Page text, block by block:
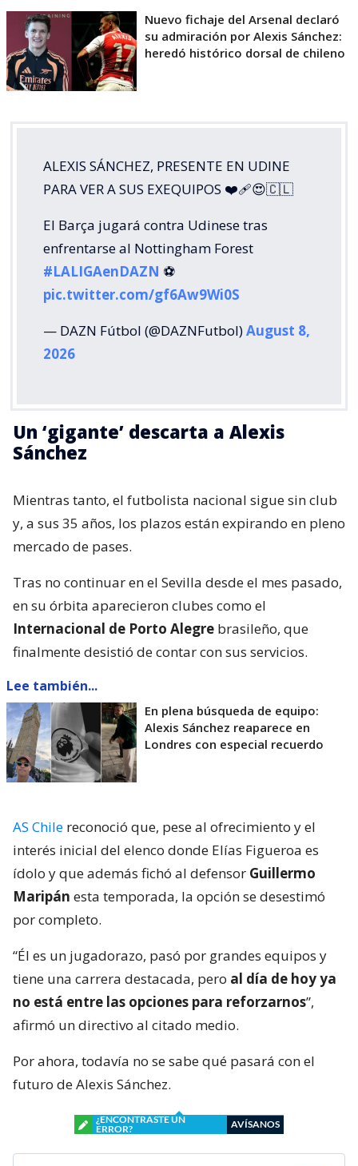
Nuevo fichaje del Arsenal declaró
su admiración por Alexis Sánchez:
heredó histórico dorsal de chileno
ALEXIS SÁNCHEZ, PRESENTE EN UDINE
PARA VER A SUS EXEQUIPOS ❤️‍🩹😍🇨🇱
El Barça jugará contra Udinese tras
enfrentarse al Nottingham Forest
#LALIGAenDAZN ⚽️
pic.twitter.com/gf6Aw9Wi0S
— DAZN Fútbol (@DAZNFutbol)August 8,
2026
Un ‘gigante’ descarta a Alexis
Sánchez
Mientras tanto, el futbolista nacional sigue sin club
y, a sus 35 años, los plazos están expirando en pleno
mercado de pases.
Tras no continuar en el Sevilla desde el mes pasado,
en su órbita aparecieron clubes como el
Internacional de Porto Alegre brasileño, que
finalmente desistió de contar con sus servicios.
Lee también...
En plena búsqueda de equipo:
Alexis Sánchez reaparece en
Londres con especial recuerdo
AS Chile reconoció que, pese al ofrecimiento y el
interés inicial del elenco donde Elías Figueroa es
ídolo y que además fichó al defensor Guillermo
Maripán esta temporada, la opción se desestimó
por completo.
“Él es un jugadorazo, pasó por grandes equipos y
tiene una carrera destacada, pero al día de hoy ya
no está entre las opciones para reforzarnos”,
afirmó un directivo al citado medio.
Por ahora, todavía no se sabe qué pasará con el
futuro de Alexis Sánchez.
¿ENCONTRASTE UN
ERROR?
AVÍSANOS